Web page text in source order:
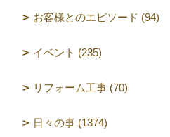
お客様とのエピソード (94)
イベント (235)
リフォーム工事 (70)
日々の事 (1374)